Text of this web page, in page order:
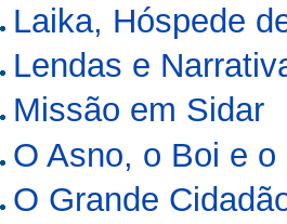
Laika, Hóspede
Lendas e
Missão em Sidar
O Asno, o Boi e o
O Grande